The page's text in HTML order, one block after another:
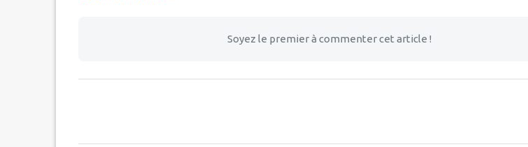
Soyez le premier à commenter cet article !